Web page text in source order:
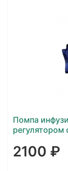
Помпа
2100 ₽